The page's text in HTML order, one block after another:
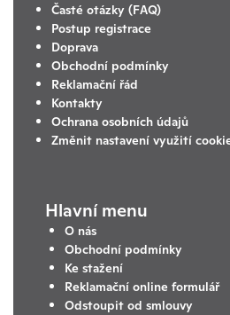
Časté otázky (FAQ)
Postup registrace
Doprava
Obchodní podmínky
Reklamační řád
Kontakty
Ochrana osobních údajů
Změnit nastavení využití
Hlavní menu
O nás
Obchodní podmínky
Ke stažení
Reklamační online formulář
Odstoupit od smlouvy